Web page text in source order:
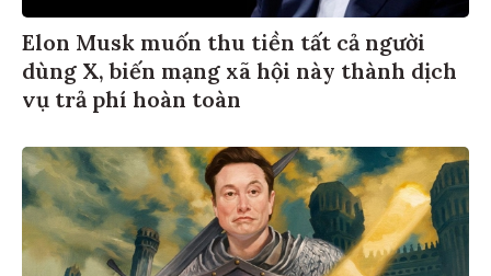
Elon Musk muốn thu tiền tất cả người
dùng X, biến mạng xã hội này thành dịch
vụ trả phí hoàn toàn